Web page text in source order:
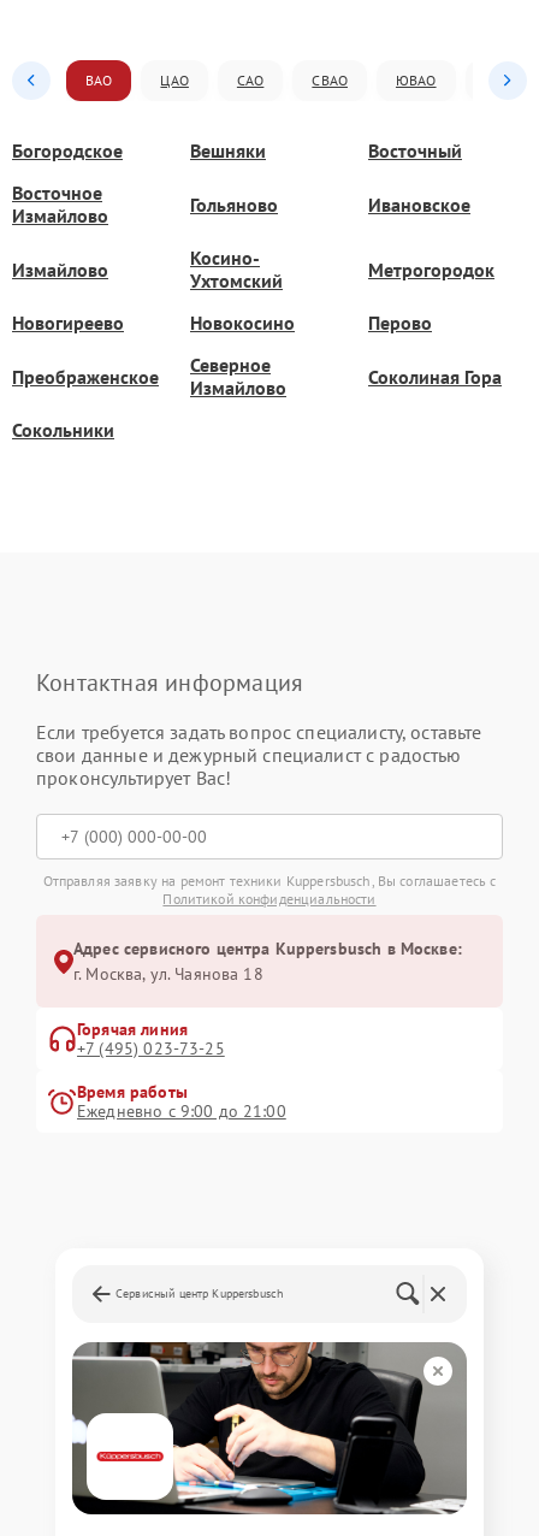
ВАО ЦАО САО СВАО ЮВАО ЮАО
Богородское Вешняки
Восточный
Восточное
Измайлово
Гольяново Ивановское
Измайлово
Косино-
Ухтомский
Метрогородок
Новогиреево Новокосино Перово
Преображенское
Северное
Измайлово
Соколиная Гора
Сокольники
Контактная информация
Если требуется задать вопрос специалисту, оставьте
свои данные и дежурный специалист с радостью
проконсультирует Вас!
Отправляя заявку на ремонт техники Kuppersbusch, Вы соглашаетесь с
Политикой конфиденциальности
Адрес сервисного центра Kuppersbusch в Москве:
г. Москва, ул. Чаянова 18
Горячая линия
+7 (495) 023-73-25
Время работы
Ежедневно с 9:00 до 21:00
Сервисный центр Kuppersbusch